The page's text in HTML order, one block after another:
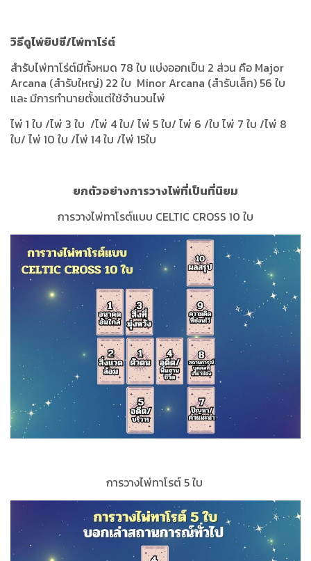
วิธีดูไพ่ยิปซี/ไพ่ทาโร่ต์
สำรับไพ่ทาโร่ต์มีทั้งหมด 78 ใบ แบ่งออกเป็น 2 ส่วน คือ Major
Arcana (สำรับใหญ่) 22 ใบ Minor Arcana (สำรับเล็ก) 56 ใบ
และ มีการทำนายตั้งแต่ใช้จำนวนไพ่
ไพ่ 1 ใบ /ไพ่ 3 ใบ /ไพ่ 4 ใบ/ ไพ่ 5 ใบ/ ไพ่ 6 /ใบ ไพ่ 7 ใบ /ไพ่ 8
ใบ/ ไพ่ 10 ใบ /ไพ่ 14 ใบ /ไพ่ 15ใบ
ยกตัวอย่างการวางไพ่ที่เป็นที่นิยม
การวางไพ่ทาโรต์แบบ CELTIC CROSS 10 ใบ
การวางไพ่ทาโรต์ 5 ใบ